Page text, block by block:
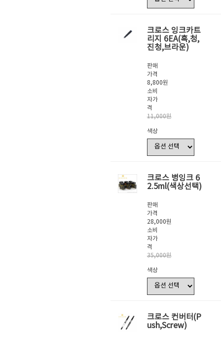
크로스 잉크카트
리지 6EA(흑,청,
진청,브라운)
판매
가격
8,800원
소비
자가
격
11,000원
색상
크로스 병잉크 6
2.5ml(색상선택)
판매
가격
28,000원
소비
자가
격
35,000원
색상
크로스 컨버터(P
ush,Screw)